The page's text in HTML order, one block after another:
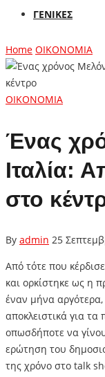
ΓΕΝΙΚΕΣ
Home ΟΙΚΟΝΟΜΙΑ
ΟΙΚΟΝΟΜΙΑ
Ένας
Ιταλία:
στο
By admin 25
Από τότε που
και ορκίστηκε ως η
έναν μήνα
αποκλειστικά για
οπωσδήποτε να
ερώτηση του
της χρόνο στο talk